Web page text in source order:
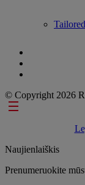
© Copyright 2026
Footer links
Naujienlaiškis
Prenumeruokite